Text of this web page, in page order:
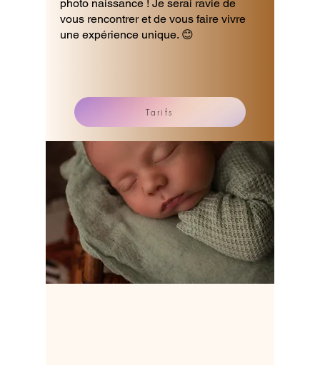
photo naissance ! Je serai ravie de
vous rencontrer et de vous faire vivre
une expérience unique. 😊
Tarifs